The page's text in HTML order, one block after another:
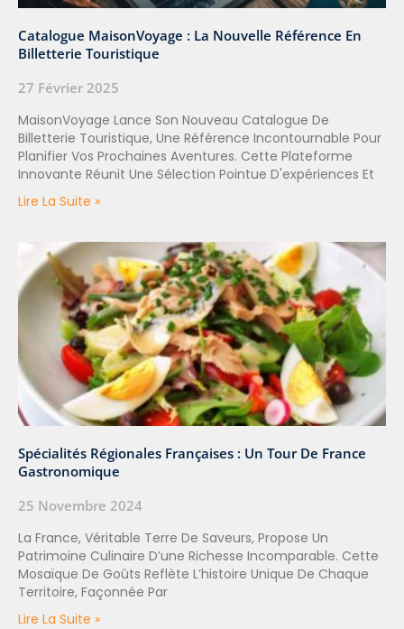
Catalogue MaisonVoyage : La Nouvelle Référence En
Billetterie Touristique
27 Février 2025
MaisonVoyage Lance Son Nouveau Catalogue De
Billetterie Touristique, Une Référence Incontournable Pour
Planifier Vos Prochaines Aventures. Cette Plateforme
Innovante Réunit Une Sélection Pointue D'expériences Et
Lire La Suite »
Spécialités Régionales Françaises : Un Tour De France
Gastronomique
25 Novembre 2024
La France, Véritable Terre De Saveurs, Propose Un
Patrimoine Culinaire D’une Richesse Incomparable. Cette
Mosaïque De Goûts Reflète L’histoire Unique De Chaque
Territoire, Façonnée Par
Lire La Suite »